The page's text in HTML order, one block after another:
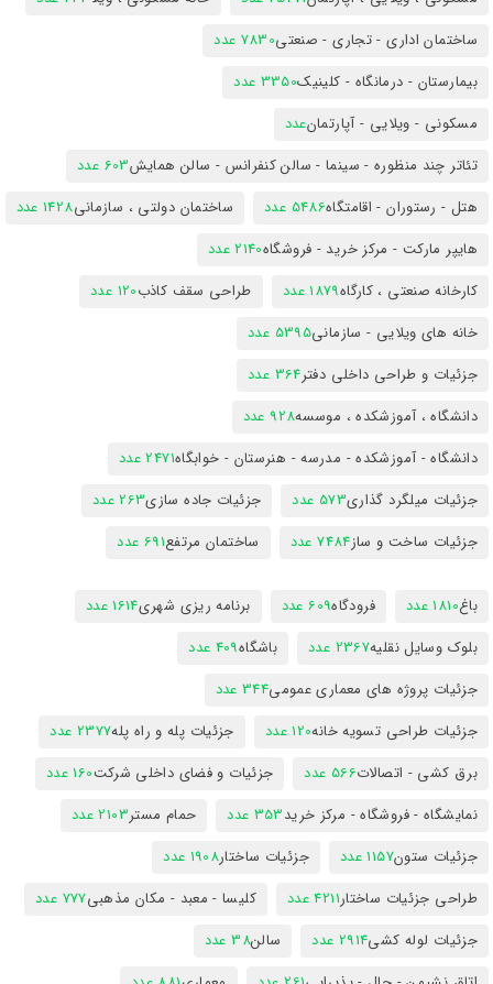
ساختمان اداری - تجاری - صنعتی7830 عدد
بیمارستان - درمانگاه - کلینیک3350 عدد
مسکونی - ویلایی - آپارتمانعدد
تئاتر چند منظوره - سینما - سالن کنفرانس - سالن همایش603 عدد
هتل - رستوران - اقامتگاه5486 عدد ساختمان دولتی ، سازمانی1428 عدد
هایپر مارکت - مرکز خرید - فروشگاه2140 عدد
کارخانه صنعتی ، کارگاه1879 عدد طراحی سقف کاذب120 عدد
خانه های ویلایی - سازمانی5395 عدد
جزئیات و طراحی داخلی دفتر364 عدد
دانشگاه ، آموزشکده ، موسسه928 عدد
دانشگاه - آموزشکده - مدرسه - هنرستان - خوابگاه2471 عدد
جزئیات میلگرد گذاری573 عدد جزئیات جاده سازی263 عدد
جزئیات ساخت و ساز7484 عدد ساختمان مرتفع691 عدد
باغ1810 عدد فرودگاه609 عدد برنامه ریزی شهری1614 عدد
بلوک وسایل نقلیه2367 عدد باشگاه409 عدد
جزئیات پروژه های معماری عمومی344 عدد
جزئیات طراحی تسویه خانه120 عدد جزئیات پله و راه پله2377 عدد
برق کشی - اتصالات566 عدد جزئیات و فضای داخلی شرکت160 عدد
نمایشگاه - فروشگاه - مرکز خرید353 عدد حمام مستر2103 عدد
جزئیات ستون1157 عدد جزئیات ساختار1908 عدد
طراحی جزئیات ساختار4211 عدد کلیسا - معبد - مکان مذهبی777 عدد
جزئیات لوله کشی2914 عدد سالن38 عدد